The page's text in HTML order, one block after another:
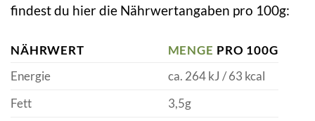
findest du hier die Nährwertangaben pro 100g:
NÄHRWERT MENGE PRO 100G
Energie
ca. 264 kJ / 63 kcal
Fett
3,5g